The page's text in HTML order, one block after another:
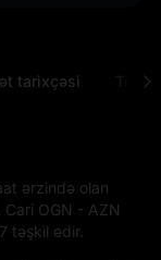
tarixçəsi Tez-
ərzində olan
OGN - AZN
təşkil edir.